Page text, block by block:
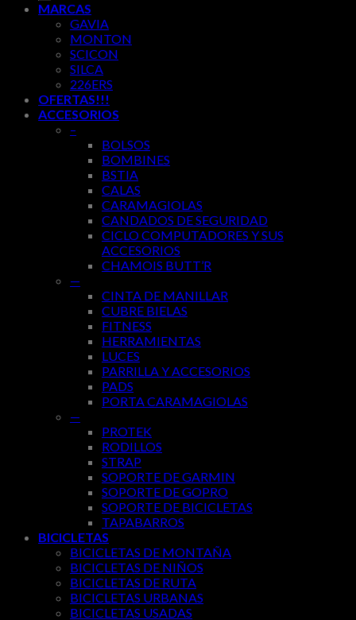
MARCAS
GAVIA
MONTON
SCICON
SILCA
226ERS
OFERTAS!!!
ACCESORIOS
–
BOLSOS
BOMBINES
BSTIA
CALAS
CARAMAGIOLAS
CANDADOS DE SEGURIDAD
CICLO COMPUTADORES Y SUS
ACCESORIOS
CHAMOIS BUTT’R
—
CINTA DE MANILLAR
CUBRE BIELAS
FITNESS
HERRAMIENTAS
LUCES
PARRILLA Y ACCESORIOS
PADS
PORTA CARAMAGIOLAS
—
PROTEK
RODILLOS
STRAP
SOPORTE DE GARMIN
SOPORTE DE GOPRO
SOPORTE DE BICICLETAS
TAPABARROS
BICICLETAS
BICICLETAS DE MONTAÑA
BICICLETAS DE NIÑOS
BICICLETAS DE RUTA
BICICLETAS URBANAS
BICICLETAS USADAS